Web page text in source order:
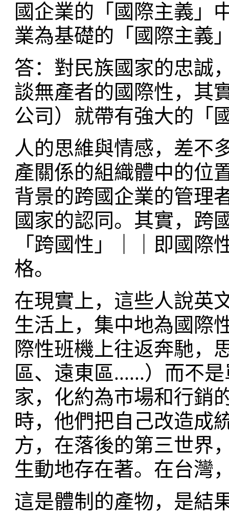
國企業的「國際主義」
業為基礎的「國際主義
答：對民族國家的忠誠
談無產者的國際性，其
公司）就帶有強大的「
人的思維與情感，差不
產關係的組織體中的位
背景的跨國企業的管理
國家的認同。其實，跨
「跨國性」｜｜即國
格。
在現實上，這些人說英
生活上，集中地為國際
際性班機上往返奔馳，
區、遠東區......）而不
家，化約為市場和行銷
時，他們把自己改造成
方，在落後的第三世界
生動地存在著。在台灣
這是體制的產物，是結